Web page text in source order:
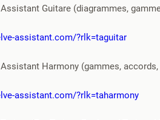
Guitare (diagrammes,
assistant.com/?rlk=taguitar
Harmony (gammes,
assistant.com/?rlk=taharmony